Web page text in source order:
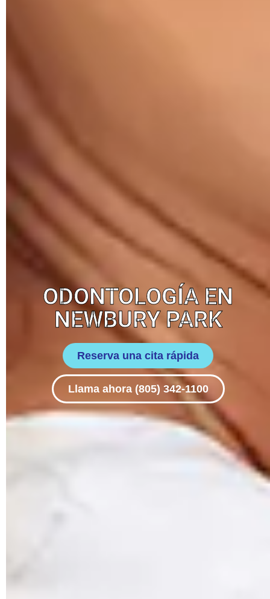
ODONTOLOGÍA EN
NEWBURY PARK
Reserva una cita rápida
Llama ahora (805) 342-1100